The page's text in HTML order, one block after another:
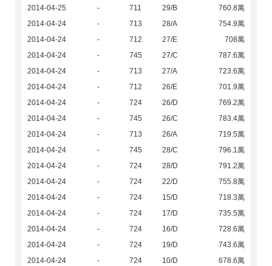
2014-04-25 - 711 29/B
760.8萬
2014-04-24
- 713 28/A
754.9萬
2014-04-24
- 712 27/E
708萬
2014-04-24
- 745 27/C
787.6萬
2014-04-24
- 713 27/A
723.6萬
2014-04-24
- 712 26/E
701.9萬
2014-04-24
- 724 26/D
769.2萬
2014-04-24
- 745 26/C
783.4萬
2014-04-24
- 713 26/A
719.5萬
2014-04-24
- 745 28/C
796.1萬
2014-04-24
- 724 28/D
791.2萬
2014-04-24
- 724 22/D
755.8萬
2014-04-24
- 724 15/D
718.3萬
2014-04-24
- 724 17/D
735.5萬
2014-04-24
- 724 16/D
728.6萬
2014-04-24
- 724 19/D
743.6萬
2014-04-24
- 724 10/D
678.6萬